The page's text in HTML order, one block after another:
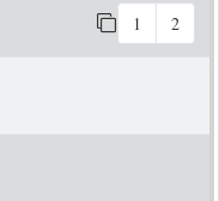
1 2